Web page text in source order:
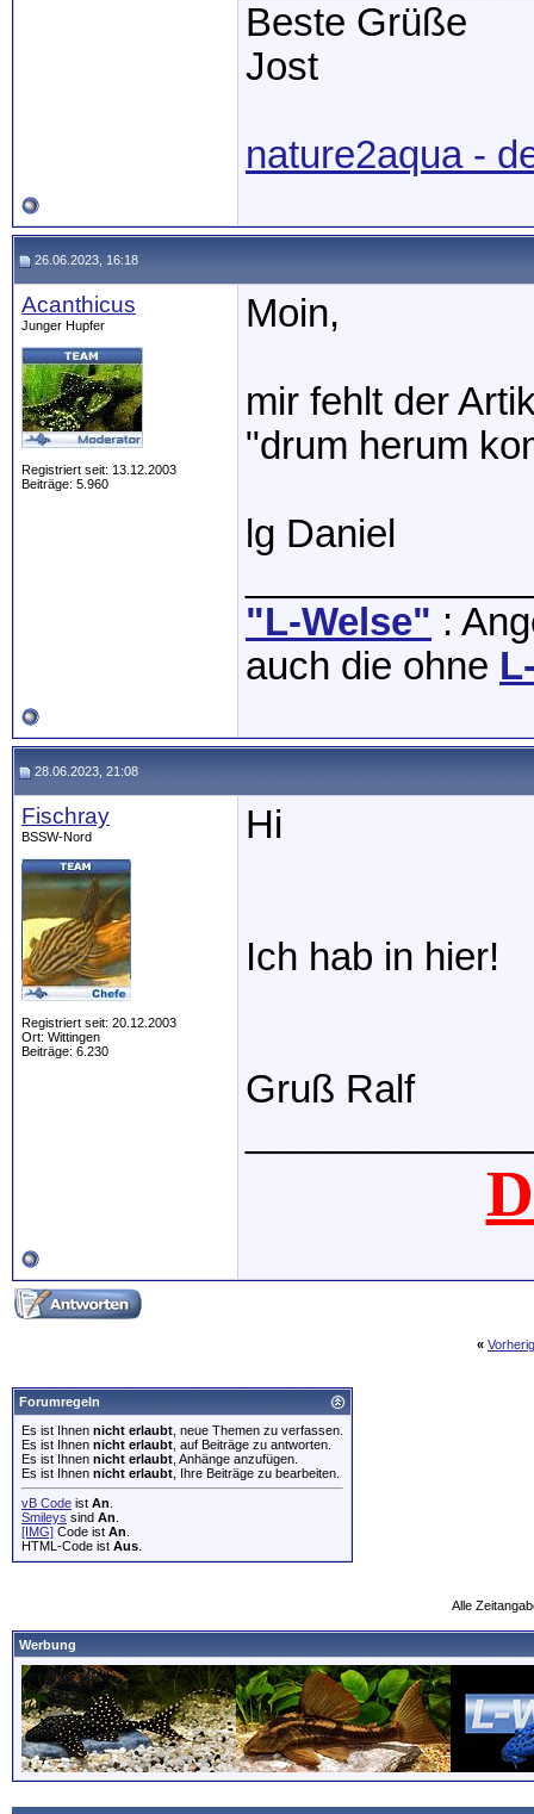
Beste Grüße
Jost
nature2aqua -
26.06.2023, 16:18
Acanthicus
Junger Hupfer
Registriert seit: 13.12.2003
Beiträge: 5.960
Moin,
mir fehlt der
"drum herum
lg Daniel
"L-Welse" :
auch die ohne
28.06.2023, 21:08
Fischray
BSSW-Nord
Registriert seit: 20.12.2003
Ort: Wittingen
Beiträge: 6.230
Hi
Ich hab in hier!
Gruß Ralf
«
Forumregeln
Es ist Ihnen nicht erlaubt , neue Themen zu verfassen.
Es ist Ihnen nicht erlaubt , auf Beiträge zu antworten.
Es ist Ihnen nicht erlaubt , Anhänge anzufügen.
Es ist Ihnen nicht erlaubt , Ihre Beiträge zu bearbeiten.
vB Code ist An
Smileys sind An
[IMG] Code ist An
HTML-Code ist Aus
Alle
Werbung